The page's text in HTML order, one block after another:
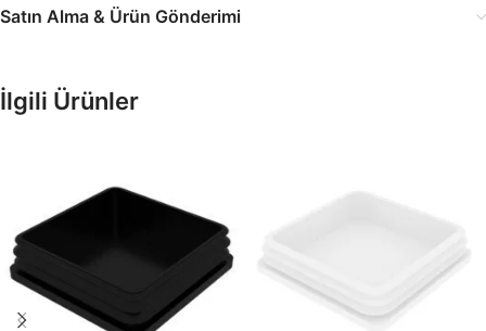
Satın Alma & Ürün Gönderimi
İlgili Ürünler